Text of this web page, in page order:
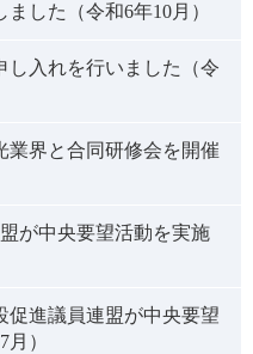
した（令和6年10月）
し入れを行いました（令
業界と合同研修会を開催
が中央要望活動を実施
促進議員連盟が中央要望
）